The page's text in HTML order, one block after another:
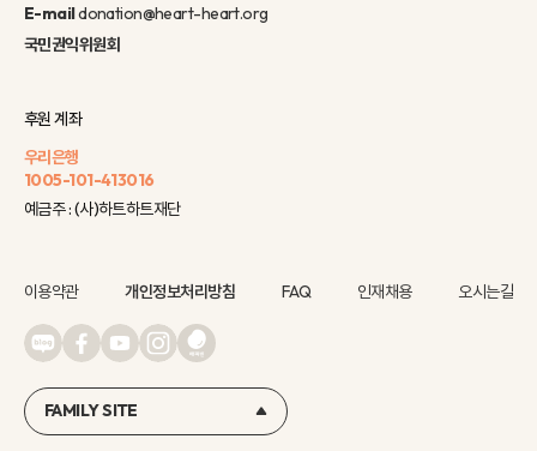
E-maildonation@heart-heart.org
국민권익위원회
후원 계좌
우리은행
1005-101-413016
예금주 : (사)하트하트재단
이용약관 개인정보처리방침 FAQ 인재채용 오시는길
FAMILY SITE